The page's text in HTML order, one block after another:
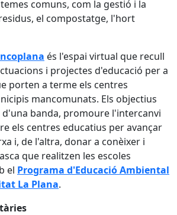
comuns, com la gestió i la
el compostatge, l'hort
és l'espai virtual que recull
i projectes d'educació per a
porten a terme els centres
mancomunats. Els objectius
banda, promoure l'intercanvi
els centres educatius per avançar
i, de l'altra, donar a conèixer i
que realitzen les escoles
el Programa d'Educació Ambiental
La Plana.